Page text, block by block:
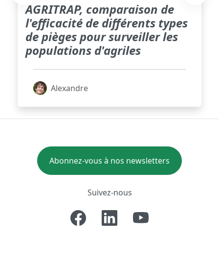
AGRITRAP, comparaison de
l'efficacité de différents types
de pièges pour surveiller les
populations d'agriles
Alexandre
Abonnez-vous à nos newsletters
Suivez-nous